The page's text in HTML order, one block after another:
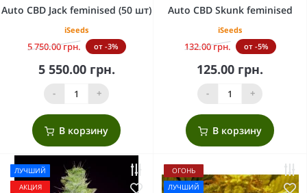
Auto CBD Jack feminised (50 шт)
iSeeds
5 750.00 грн. от -3%
5 550.00 грн.
- +
В корзину
Auto CBD Skunk feminised
iSeeds
132.00 грн. от -5%
125.00 грн.
- +
В корзину
ЛУЧШИЙ
АКЦИЯ
ОГОНЬ
ЛУЧШИЙ